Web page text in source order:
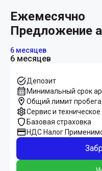
ежемесячно
Предложение
6 месяцев
6 месяцев
Депозит
Минимальный срок
Общий лимит пробега
Сервис и
Базовая страховка
НДС Налог